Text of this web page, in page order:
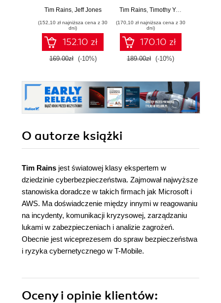
data-driven tactics
and strengthen
enterprise
defenses - Third
Edition
Tim Rains, Jeff Jones
(152,10 zł najniższa cena z 30
dni)
152.10 zł
169.00zł (-10%)
Discover risk
strategies for
modern threats to
your organization -
Second Edition
Tim Rains, Timothy Youngblood
(170,10 zł najniższa cena z 30
dni)
170.10 zł
189.00zł (-10%)
O autorze książki
Tim Rains jest światowej klasy ekspertem w
dziedzinie cyberbezpieczeństwa. Zajmował najwyższe
stanowiska doradcze w takich firmach jak Microsoft i
AWS. Ma doświadczenie między innymi w reagowaniu
na incydenty, komunikacji kryzysowej, zarządzaniu
lukami w zabezpieczeniach i analizie zagrożeń.
Obecnie jest wiceprezesem do spraw bezpieczeństwa
i ryzyka cybernetycznego w T-Mobile.
Oceny i opinie klientów: